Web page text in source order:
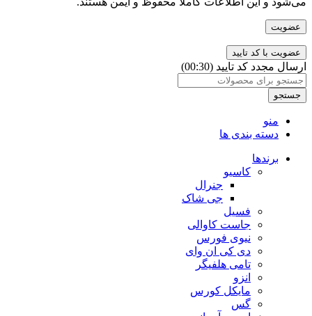
عضویت
ارسال مجدد کد تایید (00:
30
)
جستجو
منو
دسته بندی ها
برندها
کاسیو
جنرال
جی شاک
فسیل
جاست کاوالی
نیوی فورس
دی کی ان وای
تامی هلفیگر
انزو
مایکل کورس
گس